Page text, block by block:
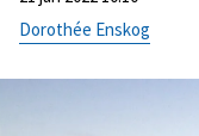
Dorothée Enskog